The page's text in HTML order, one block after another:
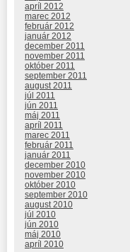
apríl 2012
marec 2012
február 2012
január 2012
december 2011
november 2011
október 2011
september 2011
august 2011
júl 2011
jún 2011
máj 2011
apríl 2011
marec 2011
február 2011
január 2011
december 2010
november 2010
október 2010
september 2010
august 2010
júl 2010
jún 2010
máj 2010
apríl 2010